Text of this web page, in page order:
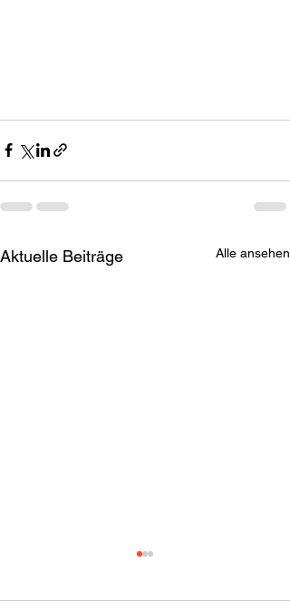
Aktuelle Beiträge Alle ansehen